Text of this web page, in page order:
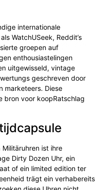
internationale
WatchUSeek, Reddit’s
groepen auf
enthousiastelingen
uitgewisseld, vintage
geschreven door
marketeers. Diese
bron voor koopRatschlag
ist ihre
Dirty Dozen Uhr, ein
of ein limited edition ter
trägt ein verhabereits